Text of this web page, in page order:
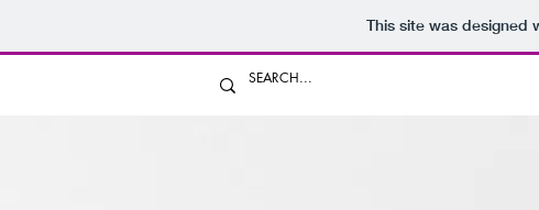
This site was designed